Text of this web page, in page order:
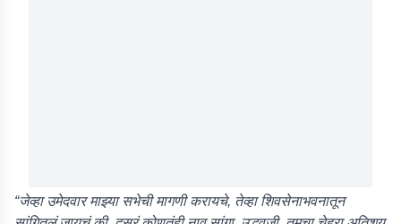
“जेव्हा उमेदवार माझ्या सभेची मागणी करायचे, तेव्हा शिवसेनाभवनातून